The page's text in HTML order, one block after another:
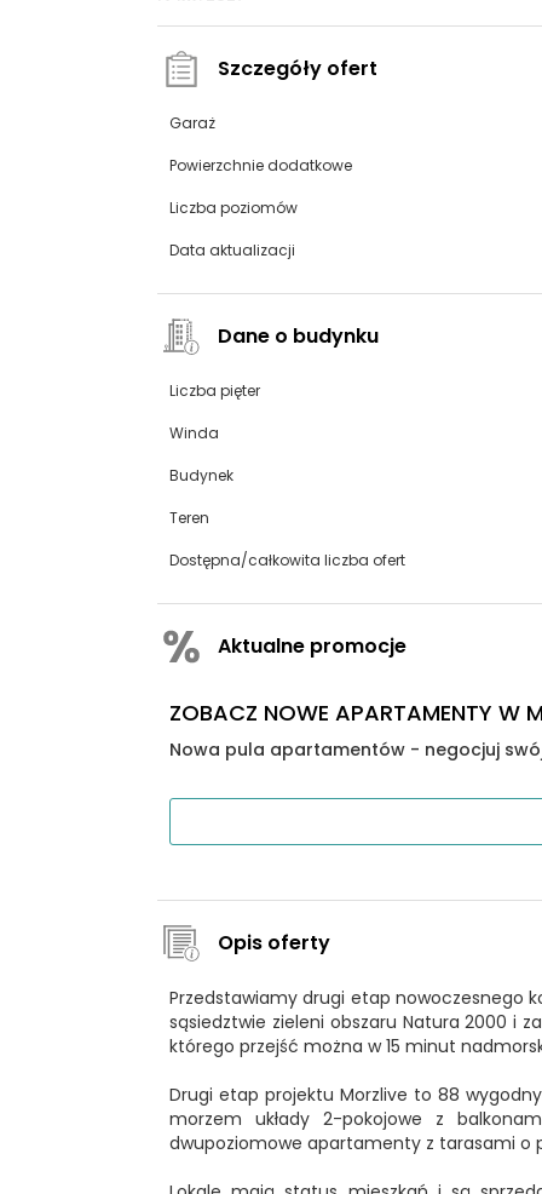
Szczegóły ofert
Garaż
Powierzchnie dodatkowe
Liczba poziomów
Data aktualizacji
Dane o budynku
Liczba pięter
Winda
Budynek
Teren
Dostępna/całkowita liczba ofert
Aktualne promocje
ZOBACZ NOWE APARTAMENTY W
Nowa pula apartamentów - negocjuj
Opis oferty
Przedstawiamy drugi etap nowoczesnego
sąsiedztwie zieleni obszaru Natura 2000 i
którego przejść można w 15 minut
Drugi etap projektu Morzlive to 88
morzem układy 2-pokojowe z
dwupoziomowe apartamenty z tarasami o